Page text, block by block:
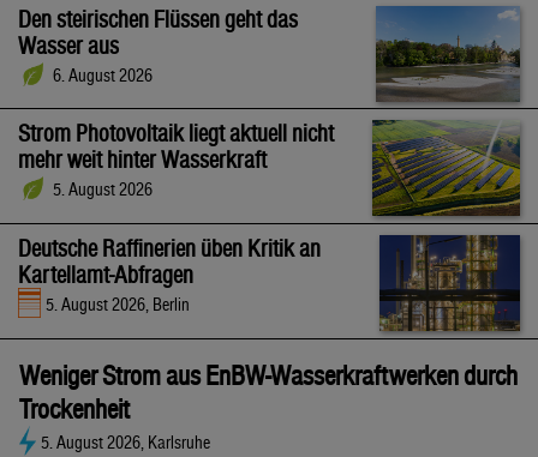
Den steirischen Flüssen geht das
Wasser aus
6. August 2026
Strom Photovoltaik liegt aktuell nicht
mehr weit hinter Wasserkraft
5. August 2026
Deutsche Raffinerien üben Kritik an
Kartellamt-Abfragen
5. August 2026, Berlin
Weniger Strom aus EnBW-Wasserkraftwerken durch
Trockenheit
5. August 2026, Karlsruhe